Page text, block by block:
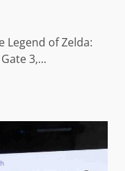
Legend of Zelda:
3,...